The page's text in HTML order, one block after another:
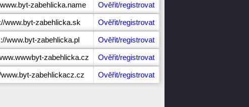
zabehlicka.name Ověřit/registrovat
www.byt-zabehlicka.sk Ověřit/registrovat
www.byt-zabehlicka.pl Ověřit/registrovat
zabehlicka.cz Ověřit/registrovat
zabehlickacz.cz Ověřit/registrovat